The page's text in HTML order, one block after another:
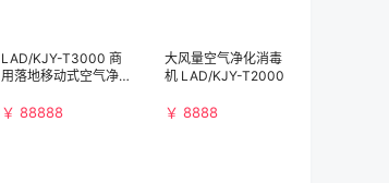
LAD/KJY-T3000 商
用落地移动式空气净
h)）
￥ 88888
大风量空气净化消毒
机 LAD/KJY-T2000
￥ 8888